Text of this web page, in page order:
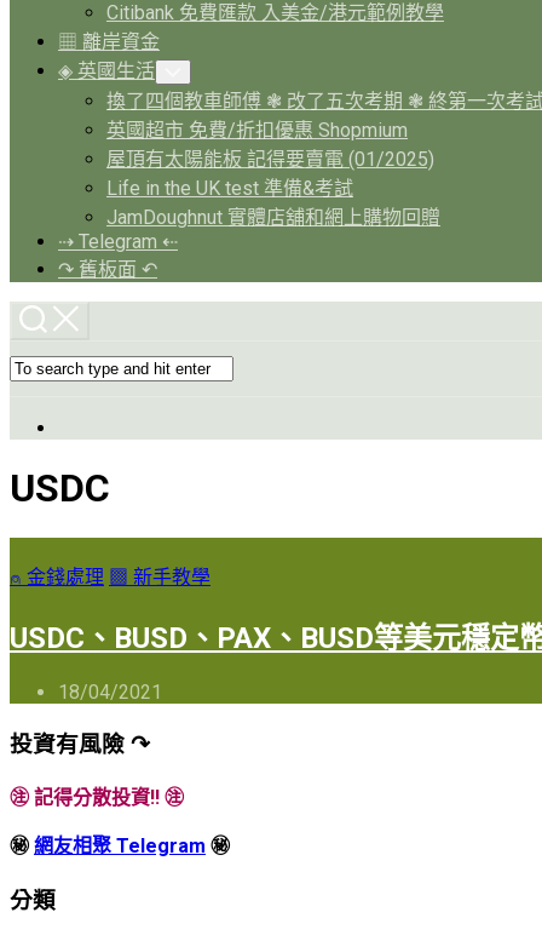
Citibank 免費匯款 入美金/港元範例教學
▦ 離岸資金
◈ 英國生活
Child
Menu
換了四個教車師傅 ❃ 改了五次考期 ❃ 終第一次考
英國超市 免費/折扣優惠 Shopmium
屋頂有太陽能板 記得要賣電 (01/2025)
Life in the UK test 準備&考試
JamDoughnut 實體店舖和網上購物回贈
⇢ Telegram ⇠
↷ 舊板面 ↶
USDC
⍝ 金錢處理 ▩ 新手教學
USDC、BUSD、PAX、BUSD等美元穩定
18/04/2021
投資有風險 ↷
㊟ 記得分散投資!! ㊟
㊙ 網友相聚 Telegram ㊙
分類